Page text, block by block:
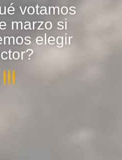
votamos
marzo si
elegir